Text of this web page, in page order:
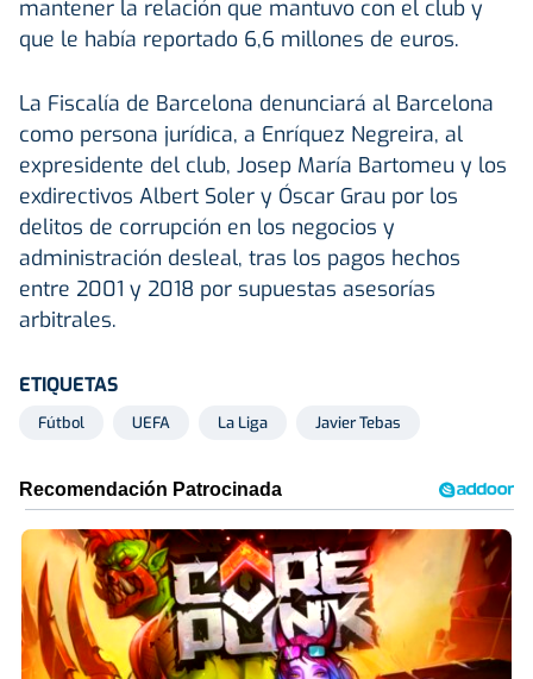
mantener la relación que mantuvo con el club y
que le había reportado 6,6 millones de euros.
La Fiscalía de Barcelona denunciará al Barcelona
como persona jurídica, a Enríquez Negreira, al
expresidente del club, Josep María Bartomeu y los
exdirectivos Albert Soler y Óscar Grau por los
delitos de corrupción en los negocios y
administración desleal, tras los pagos hechos
entre 2001 y 2018 por supuestas asesorías
arbitrales.
ETIQUETAS
Fútbol UEFA La Liga Javier Tebas